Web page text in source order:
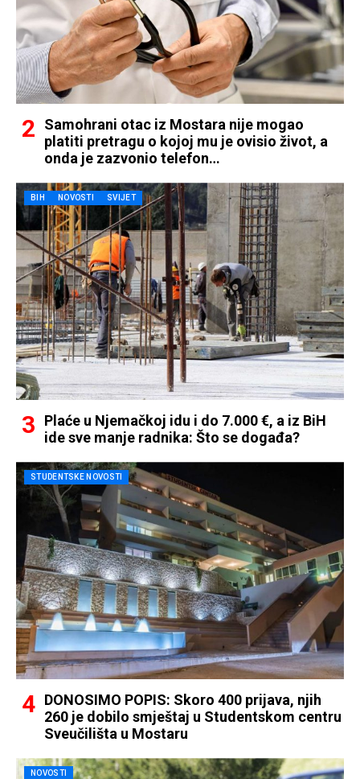
Samohrani otac iz Mostara nije mogao
platiti pretragu o kojoj mu je ovisio život, a
onda je zazvonio telefon…
BIH NOVOSTI SVIJET
Plaće u Njemačkoj idu i do 7.000 €, a iz BiH
ide sve manje radnika: Što se događa?
STUDENTSKE NOVOSTI
DONOSIMO POPIS: Skoro 400 prijava, njih
260 je dobilo smještaj u Studentskom centru
Sveučilišta u Mostaru
NOVOSTI